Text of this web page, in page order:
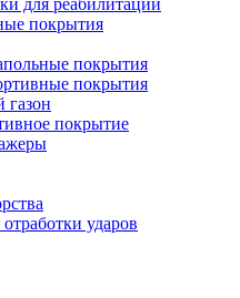
для реабилитации
покрытия
покрытия
покрытия
газон
покрытие
ударов